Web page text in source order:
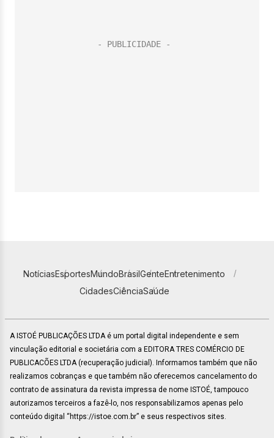
NotíciasEsportesMundoBrasilGenteEntretenimento
CidadesCiênciaSaúde
A ISTOÉ PUBLICAÇÕES LTDA é um portal digital independente e sem
vinculação editorial e societária com a EDITORA TRES COMÉRCIO DE
PUBLICACÕES LTDA (recuperação judicial). Informamos também que não
realizamos cobranças e que também não oferecemos cancelamento do
contrato de assinatura da revista impressa de nome ISTOÉ, tampouco
autorizamos terceiros a fazê-lo, nos responsabilizamos apenas pelo
conteúdo digital “https://istoe.com.br” e seus respectivos sites.